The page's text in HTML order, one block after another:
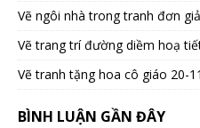
Vẽ ngôi nhà trong tranh đơn
Vẽ trang trí đường diềm hoạ
Vẽ tranh tặng hoa cô giáo 20-11
BÌNH LUẬN GẦN ĐÂY